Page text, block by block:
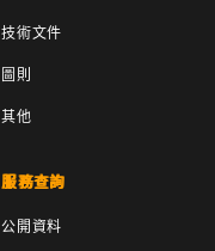
技術文件
圖則
其他
服務查詢
公開資料